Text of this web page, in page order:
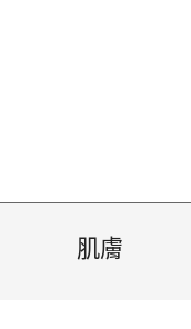
肌膚